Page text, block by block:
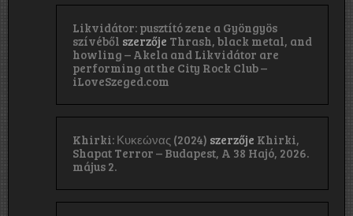
Likvidátor: pusztító zene a Gyöngyös
szívéből szerzője Thrash, black metal, and
howling – Akela and Likvidátor are
performing at the City Rock Club –
iLoveSzeged.com
Khirki: Κ​υ​κ​ε​ώ​ν​α​ς (2024) szerzője Khirki,
Shapat Terror – Budapest, A 38 Hajó, 2026.
május 2.